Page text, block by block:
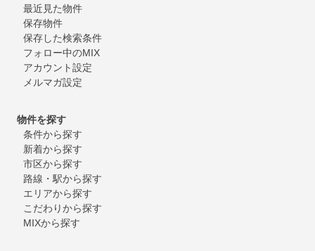
最近見た物件
保存物件
保存した検索条件
フォロー中のMIX
アカウント設定
メルマガ設定
物件を探す
条件から探す
新着から探す
市区から探す
路線・駅から探す
エリアから探す
こだわりから探す
MIXから探す